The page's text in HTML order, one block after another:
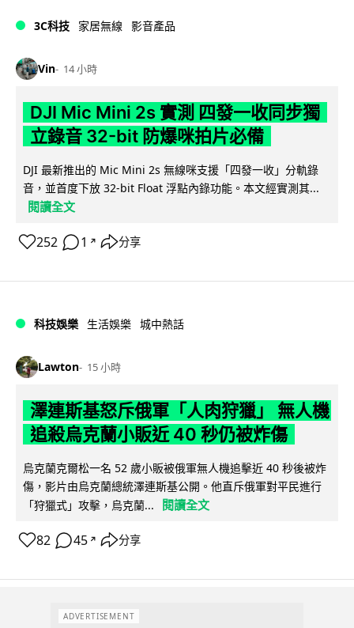
3C科技 家居無線 影音產品
Vin 14 小時
DJI Mic Mini 2s 實測 四發一收同步獨
立錄音 32-bit 防爆咪拍片必備
DJI 最新推出的 Mic Mini 2s 無線咪支援「四發一收」分軌錄
音，並首度下放 32-bit Float 浮點內錄功能。本文經實測其...
閱讀全文
252 1 ↗ 分享
科技娛樂 生活娛樂 城中熱話
Lawton 15 小時
澤連斯基怒斥俄軍「人肉狩獵」 無人機
追殺烏克蘭小販近 40 秒仍被炸傷
烏克蘭克爾松一名 52 歲小販被俄軍無人機追擊近 40 秒後被炸
傷，影片由烏克蘭總統澤連斯基公開。他直斥俄軍對平民進行
「狩獵式」攻擊，烏克蘭...
閱讀全文
82 45 ↗ 分享
ADVERTISEMENT